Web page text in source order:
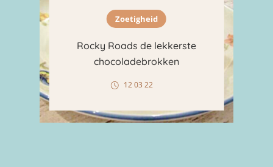
Zoetigheid
Rocky Roads de lekkerste
chocoladebrokken
12 03 22